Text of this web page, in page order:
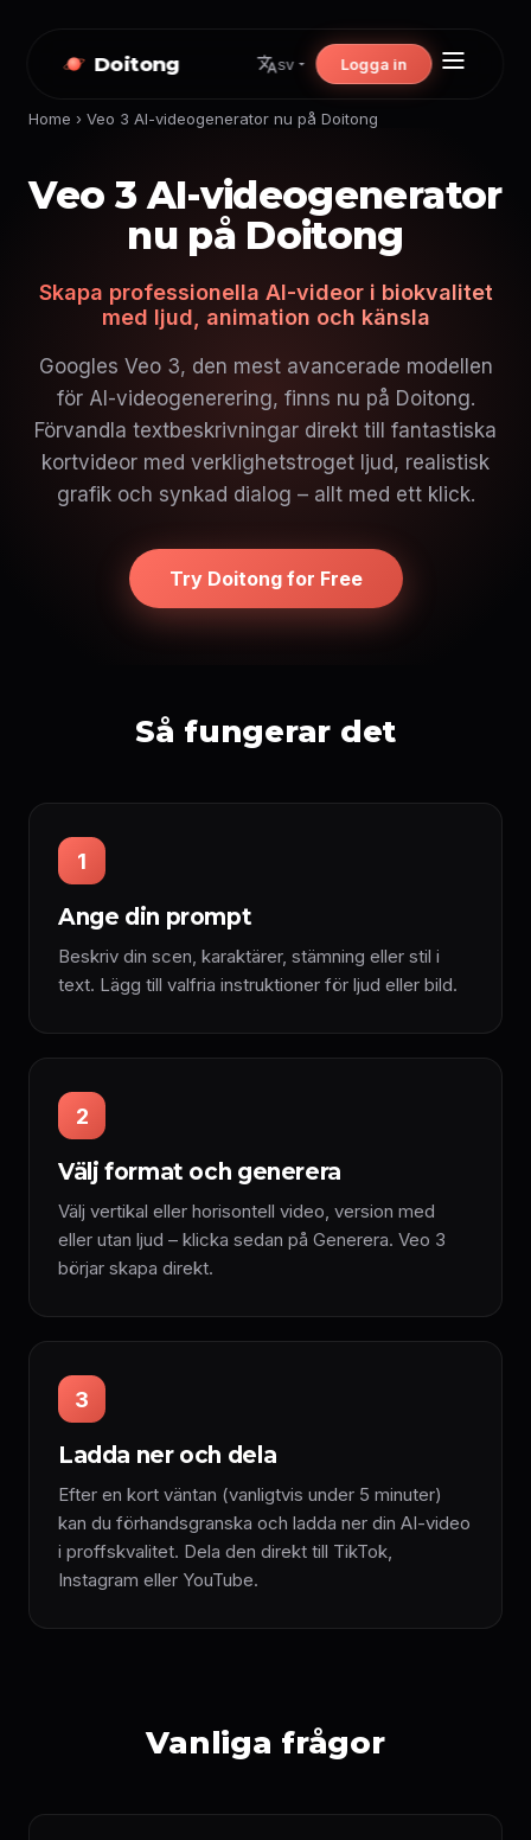
Doitong sv Logga in
Home › Veo 3 AI-videogenerator nu på Doitong
Veo 3 AI-videogenerator
nu på Doitong
Skapa professionella AI-videor i biokvalitet
med ljud, animation och känsla
Googles Veo 3, den mest avancerade modellen
för AI-videogenerering, finns nu på Doitong.
Förvandla textbeskrivningar direkt till fantastiska
kortvideor med verklighetstroget ljud, realistisk
grafik och synkad dialog – allt med ett klick.
Try Doitong for Free
Så fungerar det
1
Ange din prompt
Beskriv din scen, karaktärer, stämning eller stil i
text. Lägg till valfria instruktioner för ljud eller bild.
2
Välj format och generera
Välj vertikal eller horisontell video, version med
eller utan ljud – klicka sedan på Generera. Veo 3
börjar skapa direkt.
3
Ladda ner och dela
Efter en kort väntan (vanligtvis under 5 minuter)
kan du förhandsgranska och ladda ner din AI-video
i proffskvalitet. Dela den direkt till TikTok,
Instagram eller YouTube.
Vanliga frågor